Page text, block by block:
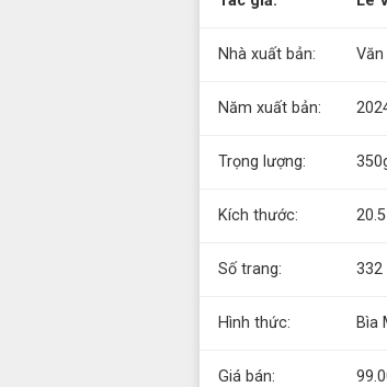
Nhà xuất bản: Văn
Năm xuất bản:
Trọng lượng:
Kích thước:
Số trang: 332
Hình thức: Bìa
Giá bán: